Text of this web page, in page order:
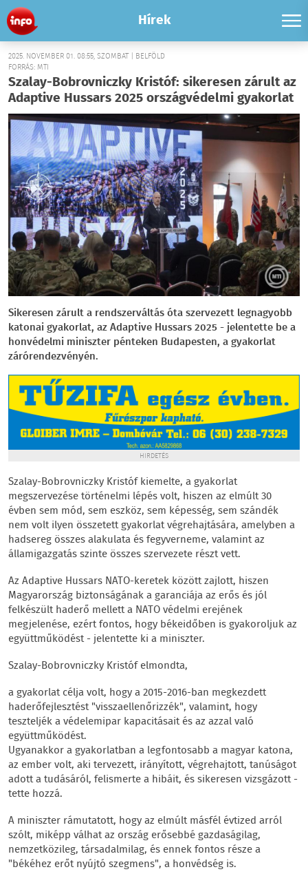
Hírek
2025. NOVEMBER 01. 08:55, SZOMBAT | BELFÖLD
FORRÁS: MTI
Szalay-Bobrovniczky Kristóf: sikeresen zárult az
Adaptive Hussars 2025 országvédelmi gyakorlat
Sikeresen zárult a rendszerváltás óta szervezett legnagyobb
katonai gyakorlat, az Adaptive Hussars 2025 - jelentette be a
honvédelmi miniszter pénteken Budapesten, a gyakorlat
zárórendezvényén.
HIRDETÉS
Szalay-Bobrovniczky Kristóf kiemelte, a gyakorlat
megszervezése történelmi lépés volt, hiszen az elmúlt 30
évben sem mód, sem eszköz, sem képesség, sem szándék
nem volt ilyen összetett gyakorlat végrehajtására, amelyben a
hadsereg összes alakulata és fegyverneme, valamint az
államigazgatás szinte összes szervezete részt vett.
Az Adaptive Hussars NATO-keretek között zajlott, hiszen
Magyarország biztonságának a garanciája az erős és jól
felkészült haderő mellett a NATO védelmi erejének
megjelenése, ezért fontos, hogy békeidőben is gyakoroljuk az
együttműködést - jelentette ki a miniszter.
Szalay-Bobrovniczky Kristóf elmondta,
a gyakorlat célja volt, hogy a 2015-2016-ban megkezdett
haderőfejlesztést "visszaellenőrizzék", valamint, hogy
teszteljék a védelemipar kapacitásait és az azzal való
együttműködést.
Ugyanakkor a gyakorlatban a legfontosabb a magyar katona,
az ember volt, aki tervezett, irányított, végrehajtott, tanúságot
adott a tudásáról, felismerte a hibáit, és sikeresen vizsgázott -
tette hozzá.
A miniszter rámutatott, hogy az elmúlt másfél évtized arról
szólt, miképp válhat az ország erősebbé gazdaságilag,
nemzetközileg, társadalmilag, és ennek fontos része a
"békéhez erőt nyújtó szegmens", a honvédség is.